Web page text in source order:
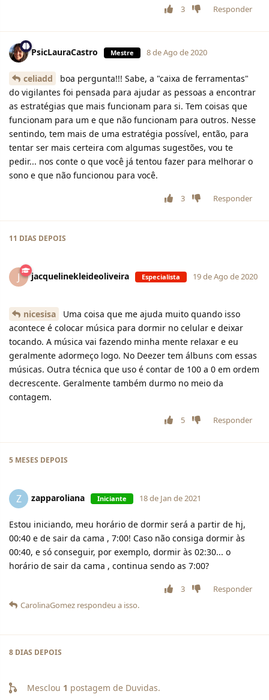
3 Responder
PsicLauraCastro Mestre 8 de Ago de 2020
celiadd
boa pergunta!!! Sabe, a "caixa de ferramentas"
do vigilantes foi pensada para ajudar as pessoas a encontrar
as estratégias que mais funcionam para si. Tem coisas que
funcionam para um e que não funcionam para outros. Nesse
sentindo, tem mais de uma estratégia possível, então, para
tentar ser mais certeira com algumas sugestões, vou te
pedir... nos conte o que você já tentou fazer para melhorar o
sono e que não funcionou para você.
3 Responder
11 DIAS DEPOIS
J jacquelinekleideoliveira Especialista 19 de Ago de 2020
nicesisa
Uma coisa que me ajuda muito quando isso
acontece é colocar música para dormir no celular e deixar
tocando. A música vai fazendo minha mente relaxar e eu
geralmente adormeço logo. No Deezer tem álbuns com essas
músicas. Outra técnica que uso é contar de 100 a 0 em ordem
decrescente. Geralmente também durmo no meio da
contagem.
5 Responder
5 MESES DEPOIS
Z zapparoliana Iniciante 18 de Jan de 2021
Estou iniciando, meu horário de dormir será a partir de hj,
00:40 e de sair da cama , 7:00! Caso não consiga dormir às
00:40, e só conseguir, por exemplo, dormir às 02:30... o
horário de sair da cama , continua sendo as 7:00?
3
Responder
CarolinaGomez respondeu a isso.
8 DIAS DEPOIS
Mesclou 1 postagem de Duvidas.